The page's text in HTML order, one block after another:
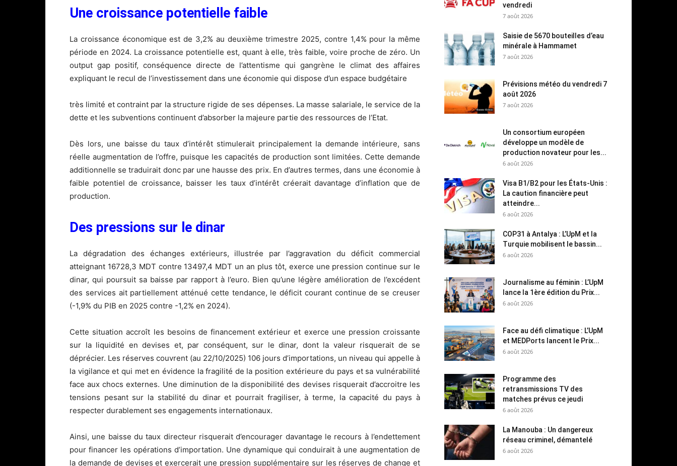
Une croissance potentielle faible
La croissance économique est de 3,2% au deuxième trimestre 2025, contre 1,4% pour la même
période en 2024. La croissance potentielle est, quant à elle, très faible, voire proche de zéro. Un
output gap positif, conséquence directe de l’attentisme qui gangrène le climat des affaires
expliquant le recul de l’investissement dans une économie qui dispose d’un espace budgétaire
très limité et contraint par la structure rigide de ses dépenses. La masse salariale, le service de la
dette et les subventions continuent d’absorber la majeure partie des ressources de l’Etat.
Dès lors, une baisse du taux d’intérêt stimulerait principalement la demande intérieure, sans
réelle augmentation de l’offre, puisque les capacités de production sont limitées. Cette demande
additionnelle se traduirait donc par une hausse des prix. En d’autres termes, dans une économie à
faible potentiel de croissance, baisser les taux d’intérêt créerait davantage d’inflation que de
production.
Des pressions sur le dinar
La dégradation des échanges extérieurs, illustrée par l’aggravation du déficit commercial
atteignant 16728,3 MDT contre 13497,4 MDT un an plus tôt, exerce une pression continue sur le
dinar, qui poursuit sa baisse par rapport à l’euro. Bien qu’une légère amélioration de l’excédent
des services ait partiellement atténué cette tendance, le déficit courant continue de se creuser
(-1,9% du PIB en 2025 contre -1,2% en 2024).
Cette situation accroît les besoins de financement extérieur et exerce une pression croissante
sur la liquidité en devises et, par conséquent, sur le dinar, dont la valeur risquerait de se
déprécier. Les réserves couvrent (au 22/10/2025) 106 jours d’importations, un niveau qui appelle à
la vigilance et qui met en évidence la fragilité de la position extérieure du pays et sa vulnérabilité
face aux chocs externes. Une diminution de la disponibilité des devises risquerait d’accroitre les
tensions pesant sur la stabilité du dinar et pourrait fragiliser, à terme, la capacité du pays à
respecter durablement ses engagements internationaux.
Ainsi, une baisse du taux directeur risquerait d’encourager davantage le recours à l’endettement
pour financer les opérations d’importation. Une dynamique qui conduirait à une augmentation de
la demande de devises et exercerait une pression supplémentaire sur les réserves de change et
vendredi
7 août 2026
Saisie de 5670 bouteilles d’eau
minérale à Hammamet
7 août 2026
Prévisions météo du vendredi 7
août 2026
7 août 2026
Un consortium européen
développe un modèle de
production novateur pour les...
6 août 2026
Visa B1/B2 pour les États-Unis :
La caution financière peut
atteindre...
6 août 2026
COP31 à Antalya : L’UpM et la
Turquie mobilisent le bassin...
6 août 2026
Journalisme au féminin : L’UpM
lance la 1ère édition du Prix...
6 août 2026
Face au défi climatique : L’UpM
et MEDPorts lancent le Prix...
6 août 2026
Programme des
retransmissions TV des
matches prévus ce jeudi
6 août 2026
La Manouba : Un dangereux
réseau criminel, démantelé
6 août 2026